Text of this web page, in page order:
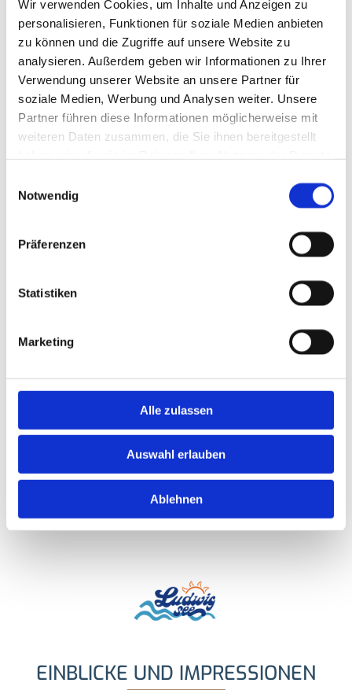
Wir verwenden Cookies, um Inhalte und Anzeigen zu
personalisieren, Funktionen für soziale Medien anbieten
zu können und die Zugriffe auf unsere Website zu
analysieren. Außerdem geben wir Informationen zu Ihrer
Verwendung unserer Website an unsere Partner für
soziale Medien, Werbung und Analysen weiter. Unsere
Partner führen diese Informationen möglicherweise mit
weiteren Daten zusammen, die Sie ihnen bereitgestellt
Notwendig
Präferenzen
Statistiken
Marketing
Alle zulassen
Auswahl erlauben
Ablehnen
Kinder 3 bis 14 Jahre
70,00 €
Kinder bis 2 Jahre
ohne
Berechnung
Haustiere
ab 60,00 €
Grundgebühr 10 Amp
zzgl. Vorauszahlung auf
Grundverbrauch)
Mehrverbrauch pro kWh
Zusätzliche PKW Parkplätze auf
dem Gelände je nach
Verfügbarkeit pro Jahr und Lage
EINBLICKE UND IMPRESSIONEN